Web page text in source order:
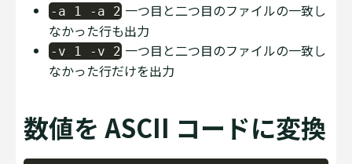
-a 1 -a 2 一つ目と二つ目のファイルの一致し
なかった行も出力
-v 1 -v 2 一つ目と二つ目のファイルの一致し
なかった行だけを出力
数値を ASCII コードに変換